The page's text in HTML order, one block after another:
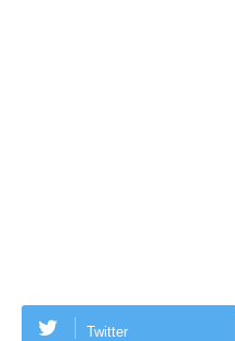
Twitter